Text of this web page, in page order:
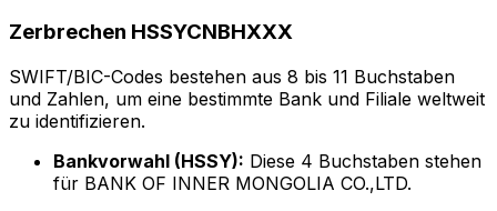
Zerbrechen HSSYCNBHXXX
SWIFT/BIC-Codes bestehen aus 8 bis 11 Buchstaben
und Zahlen, um eine bestimmte Bank und Filiale weltweit
zu identifizieren.
Bankvorwahl (HSSY): Diese 4 Buchstaben stehen
für BANK OF INNER MONGOLIA CO.,LTD.